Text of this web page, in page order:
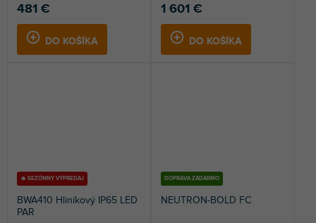
481 €
DO KOŠÍKA
1 601 €
DO KOŠÍKA
🔥 SEZÓNNY VÝPREDAJ
BWA410 Hliníkový IP65 LED
PAR
DOPRAVA ZADARMO
NEUTRON-BOLD FC